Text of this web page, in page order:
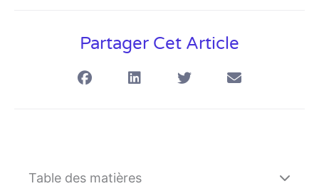
Partager Cet Article
Table des matières